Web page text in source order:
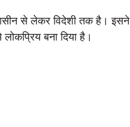
से लेकर विदेशी तक है। इसने
बना दिया है।